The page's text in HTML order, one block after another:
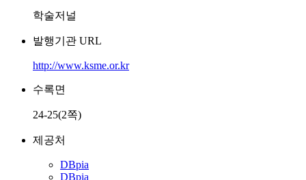
학술저널
발행기관 URL
http://www.ksme.or.kr
수록면
24-25(2쪽)
제공처
DBpia
DBpia